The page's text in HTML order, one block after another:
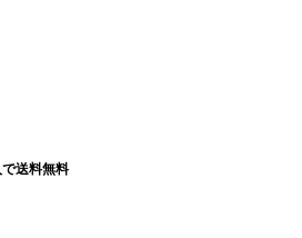
送料無料